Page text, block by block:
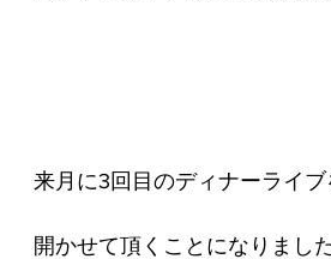
来月に3回目のディナーライブ
開かせて頂くことになりまし